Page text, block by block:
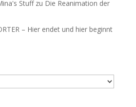
Stuffzu Die Reanimation der
– Hier endet und hier beginnt